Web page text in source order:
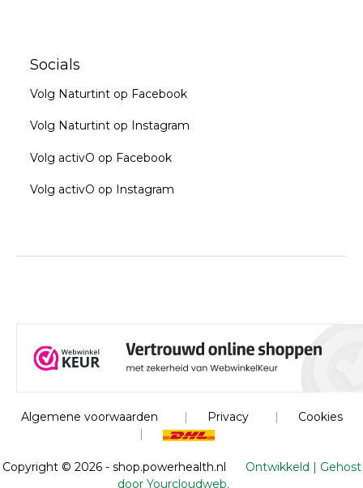
Socials
Volg Naturtint op Facebook
Volg Naturtint op Instagram
Volg activO op Facebook
Volg activO op Instagram
Algemene voorwaarden Privacy
Cookies
Copyright © 2026 - shop.powerhealth.nl
Ontwikkeld | Gehost
door Yourcloudweb.